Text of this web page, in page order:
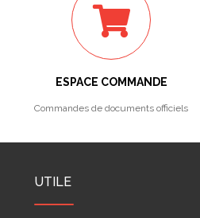
ESPACE COMMANDE
Commandes de documents officiels
UTILE